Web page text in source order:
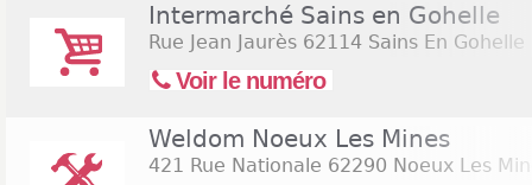
Intermarché Sains en Gohelle
Rue Jean Jaurès 62114 Sains En Gohelle
Voir le numéro
Weldom Noeux Les Mines
421 Rue Nationale 62290 Noeux Les